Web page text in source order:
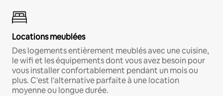
Locations meublées
Des logements entièrement meublés avec une cuisine,
le wifi et les équipements dont vous avez besoin pour
vous installer confortablement pendant un mois ou
plus. C'est l'alternative parfaite à une location
moyenne ou longue durée.